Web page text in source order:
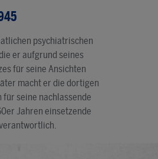
psychiatrischen
er aufgrund seines
für seine Ansichten
macht er die dortigen
für seine nachlassende
Jahren einsetzende